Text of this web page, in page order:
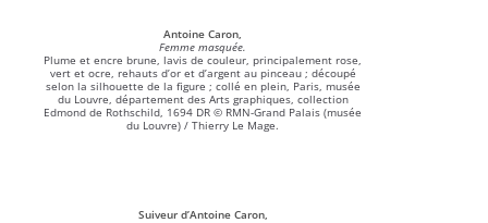
Antoine Caron,
Femme masquée.
Plume et encre brune, lavis de couleur, principalement rose,
vert et ocre, rehauts d’or et d’argent au pinceau ; découpé
selon la silhouette de la figure ; collé en plein, Paris, musée
du Louvre, département des Arts graphiques, collection
Edmond de Rothschild, 1694 DR © RMN-Grand Palais (musée
du Louvre) / Thierry Le Mage.
Suiveur d’Antoine Caron,